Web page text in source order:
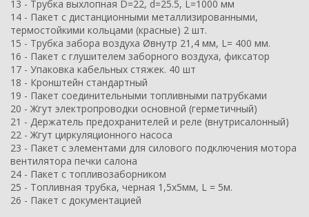
13 - Трубка выхлопная D=22, d=25.5, L=1000 мм
14 - Пакет с дистанционными металлизированными,
термостойкими кольцами (красные) 2 шт.
15 - Трубка забора воздуха Øвнутр 21,4 мм, L= 400 мм.
16 - Пакет с глушителем заборного воздуха, фиксатор
17 - Упаковка кабельных стяжек. 40 шт
18 - Кронштейн стандартный
19 - Пакет соединительными топливными патрубками
20 - Жгут электропроводки основной (герметичный)
21 - Держатель предохранителей и реле (внутрисалонный)
22 - Жгут циркуляционного насоса
23 - Пакет с элементами для силового подключения мотора
вентилятора печки салона
24 - Пакет с топливозаборником
25 - Топливная трубка, черная 1,5x5мм, L = 5м.
26 - Пакет с документацией